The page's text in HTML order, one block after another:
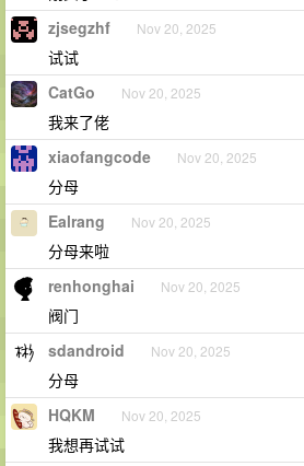
zjsegzhf Nov 20, 2025
试试
CatGo Nov 20, 2025
我来了佬
xiaofangcode Nov 20, 2025
分母
Ealrang Nov 20, 2025
分母来啦
renhonghai Nov 20, 2025
阀门
sdandroid Nov 20, 2025
分母
HQKM Nov 20, 2025
我想再试试